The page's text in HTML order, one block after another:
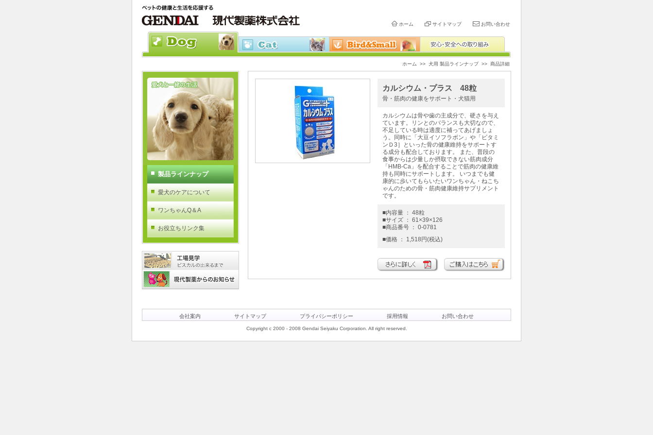
ホーム サイトマップ お問い合わせ
ホーム >> 犬用 製品ラインナップ>> 商品詳細
製品ラインナップ
愛犬のケアについて
ワンちゃんQ＆A
お役立ちリンク集
カルシウム・プラス 48粒
骨・筋肉の健康をサポート・犬猫用
カルシウムは骨や歯の主成分で、硬さを与え
ています。リンとのバランスも大切なので、
不足している時は適度に補ってあげましょ
う。同時に「大豆イソフラボン」や「ビタミ
ンＤ3］といった骨の健康維持をサポートす
る成分も配合しております。 また、普段の
食事からは少量しか摂取できない筋肉成分
「HMB-Ca」を配合することで筋肉の健康維
持も同時にサポートします。 いつまでも健
康的に歩いてもらいたいワンちゃん・ねこち
ゃんのための骨・筋肉健康維持サプリメント
です。
■内容量 ： 48粒
■サイズ ： 61×39×126
■商品番号 ： 0-0781
■価格 ： 1,518円(税込)
会社案内 サイトマップ プライバシーポリシー 採用情報 お問い合わせ
Copyright c 2000 - 2008 Gendai Seiyaku Corporation. All right reserved.